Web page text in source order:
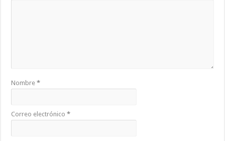
Nombre*
Correo electrónico*